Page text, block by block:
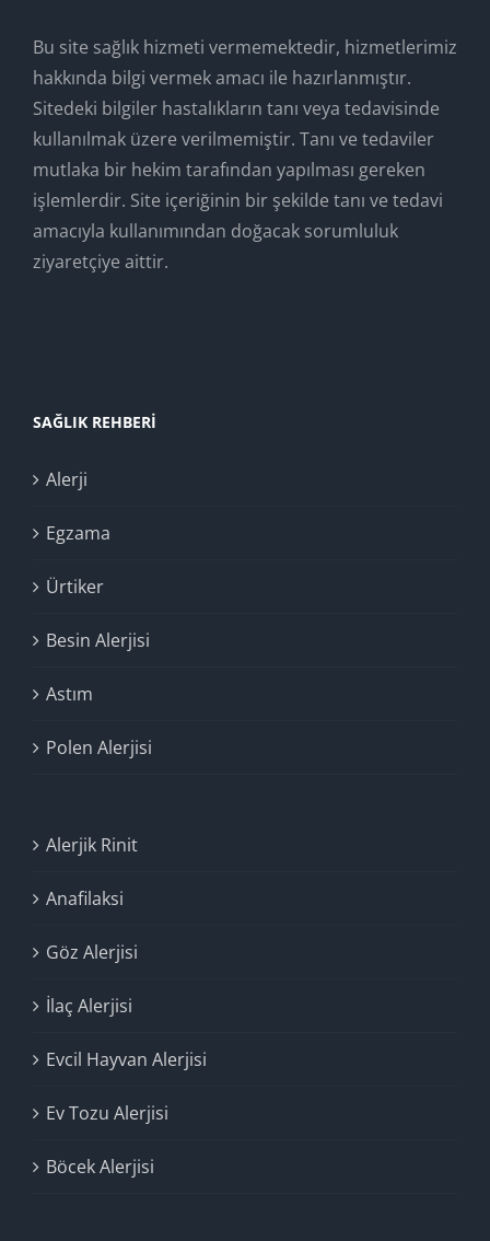
Bu site sağlık hizmeti vermemektedir, hizmetlerimiz
hakkında bilgi vermek amacı ile hazırlanmıştır.
Sitedeki bilgiler hastalıkların tanı veya tedavisinde
kullanılmak üzere verilmemiştir. Tanı ve tedaviler
mutlaka bir hekim tarafından yapılması gereken
işlemlerdir. Site içeriğinin bir şekilde tanı ve tedavi
amacıyla kullanımından doğacak sorumluluk
ziyaretçiye aittir.
SAĞLIK REHBERI
Alerji
Egzama
Ürtiker
Besin Alerjisi
Astım
Polen Alerjisi
Alerjik Rinit
Anafilaksi
Göz Alerjisi
İlaç Alerjisi
Evcil Hayvan Alerjisi
Ev Tozu Alerjisi
Böcek Alerjisi